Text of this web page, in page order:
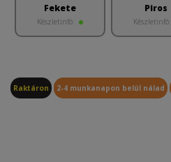
Fekete
Készletinfó:
Piros
Készletinfó:
Raktáron 2-4 munkanapon belül nálad